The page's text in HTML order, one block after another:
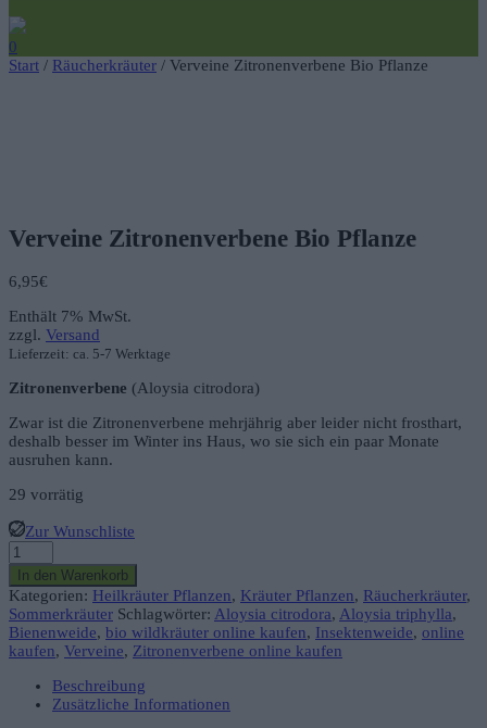
0
Start / Räucherkräuter / Verveine Zitronenverbene Bio Pflanze
Verveine Zitronenverbene Bio Pflanze
6,95€
Enthält 7% MwSt.
zzgl. Versand
Lieferzeit: ca. 5-7 Werktage
Zitronenverbene (Aloysia citrodora)
Zwar ist die Zitronenverbene mehrjährig aber leider nicht frosthart,
deshalb besser im Winter ins Haus, wo sie sich ein paar Monate
ausruhen kann.
29 vorrätig
Zur Wunschliste
Verveine
Zitronenverbene
Bio
Pflanze
Menge
In den Warenkorb
Kategorien: Heilkräuter Pflanzen, Kräuter Pflanzen, Räucherkräuter,
Sommerkräuter Schlagwörter: Aloysia citrodora, Aloysia triphylla,
Bienenweide, bio wildkräuter online kaufen, Insektenweide, online
kaufen, Verveine, Zitronenverbene online kaufen
Beschreibung
Zusätzliche Informationen